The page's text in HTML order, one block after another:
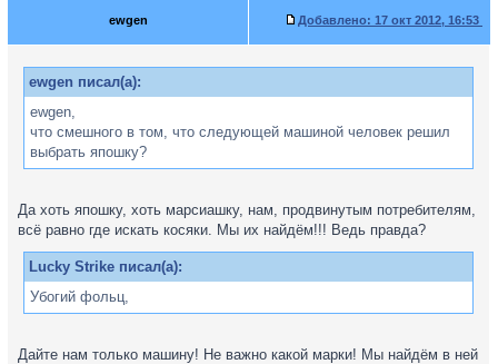
ewgen Добавлено: 17 окт 2012, 16:53
ewgen писал(а):
ewgen,
что смешного в том, что следующей машиной человек решил
выбрать япошку?
Да хоть япошку, хоть марсиашку, нам, продвинутым потребителям,
всё равно где искать косяки. Мы их найдём!!! Ведь правда?
Lucky Strike писал(а):
Убогий фольц,
Дайте нам только машину! Не важно какой марки! Мы найдём в ней